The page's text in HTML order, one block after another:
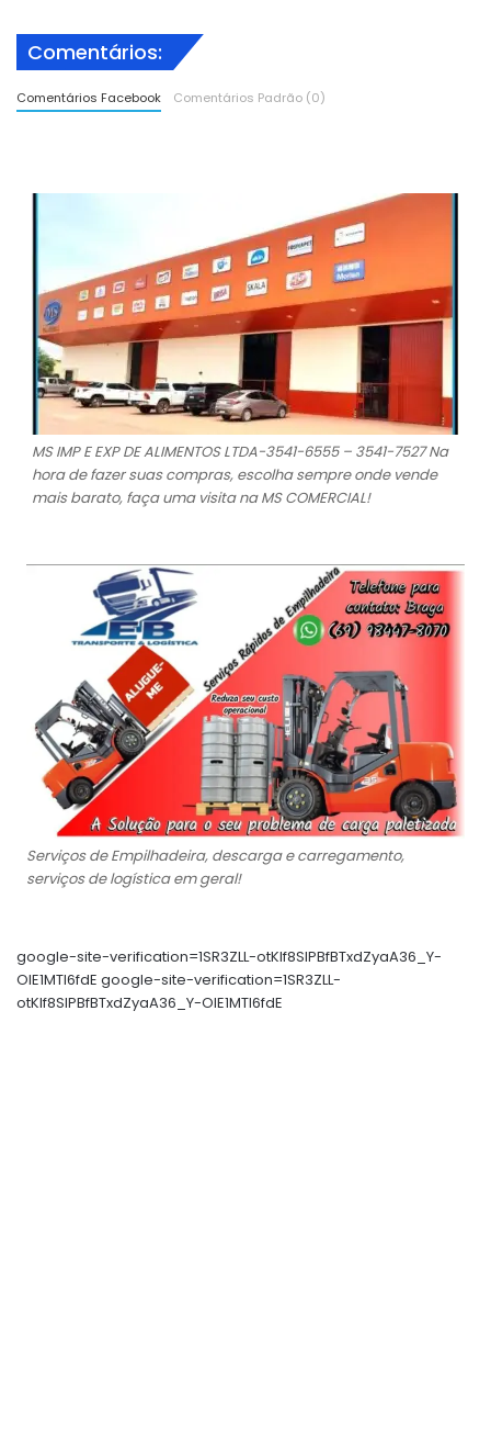
Comentários:
Comentários Facebook Comentários Padrão (0)
MS IMP E EXP DE ALIMENTOS LTDA-3541-6555 – 3541-7527 Na
hora de fazer suas compras, escolha sempre onde vende
mais barato, faça uma visita na MS COMERCIAL!
Serviços de Empilhadeira, descarga e carregamento,
serviços de logística em geral!
google-site-verification=1SR3ZLL-otKIf8SlPBfBTxdZyaA36_Y-
OIE1MTl6fdE google-site-verification=1SR3ZLL-
otKIf8SlPBfBTxdZyaA36_Y-OIE1MTl6fdE